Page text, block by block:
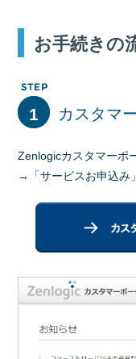
お手続きの
1 カスタマ
Zenlogicカスタマーポ
→「サービスお申込み